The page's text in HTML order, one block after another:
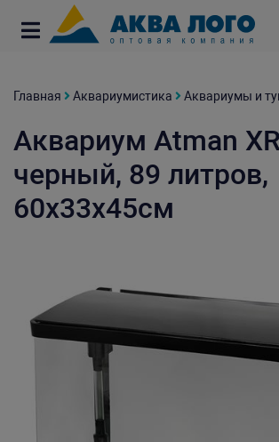
Главная Аквариумистика Аквариумы и
Аквариум Atman
черный, 89 литров,
60х33х45см